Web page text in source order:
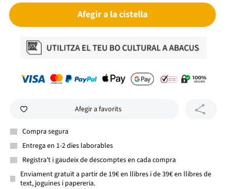
Afegir a la cistella
Afegir a favorits
Compra segura
Entrega en 1-2 dies laborables
Registra't i gaudeix de descomptes en cada compra
Enviament gratuït a partir de 19€ en llibres i de 39€ en llibres de
text, joguines i papereria.